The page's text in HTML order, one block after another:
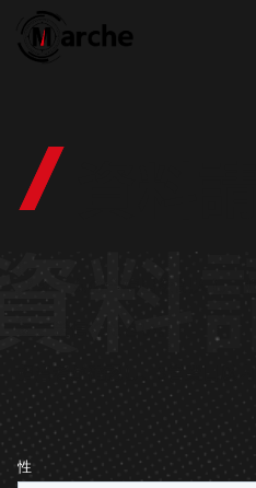
サービス内容
よくあるご質問
Copyright © 2025
料
フォームの全項目を記入し、
えご送信ください。
担当者が確認し、3営業日以